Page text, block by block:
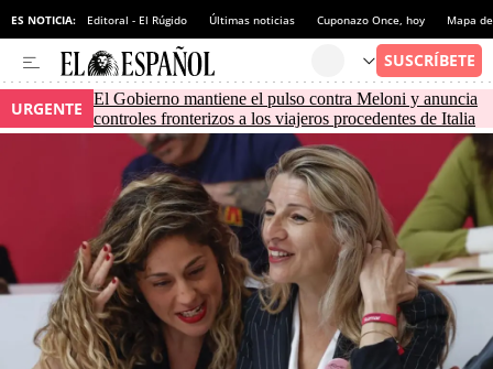
ES NOTICIA: Editoral - El Rúgido Últimas noticias Cuponazo Once, hoy Mapa
URGENTE
El Gobierno mantiene el pulso contra Meloni y anuncia
controles fronterizos a los viajeros procedentes de Italia